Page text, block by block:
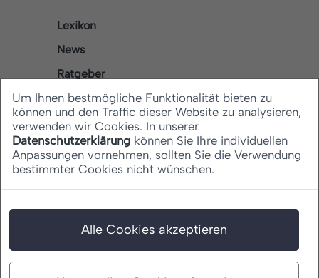
Lexikon
News
Ratgeber
Rechtliches
Datenschutz
Impressum
Um Ihnen bestmögliche Funktionalität bieten zu
können und den Traffic dieser Website zu analysieren,
verwenden wir Cookies. In unserer
Datenschutzerklärung können Sie Ihre individuellen
Anpassungen vornehmen, sollten Sie die Verwendung
bestimmter Cookies nicht wünschen.
Alle Cookies akzeptieren